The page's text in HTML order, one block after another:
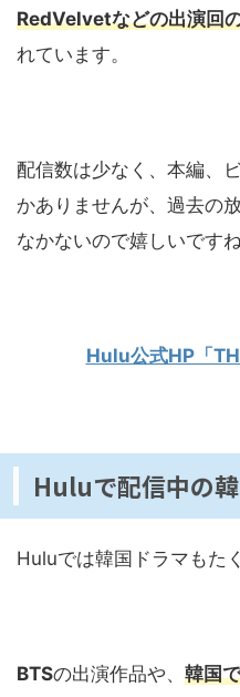
RedVelvetなどの出演回
れています。
配信数は少なく、本編、
かありませんが、過去の
なかないので嬉しいですね
Hulu公式HP「
Huluで配信中の
Huluでは韓国ドラマもた
BTSの出演作品や、 韓国